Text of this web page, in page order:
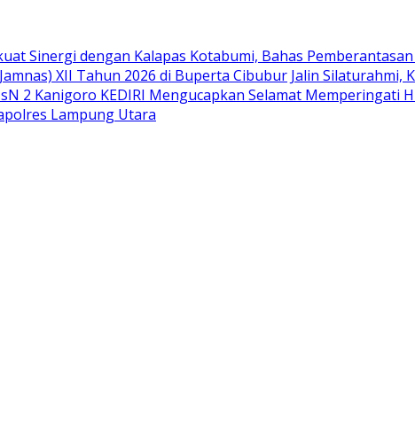
Sinergi dengan Kalapas Kotabumi, Bahas
XII Tahun 2026 di Buperta Cibubur Jalin Silaturahmi,
2 Kanigoro KEDIRI Mengucapkan Selamat Memperingati
Lampung Utara